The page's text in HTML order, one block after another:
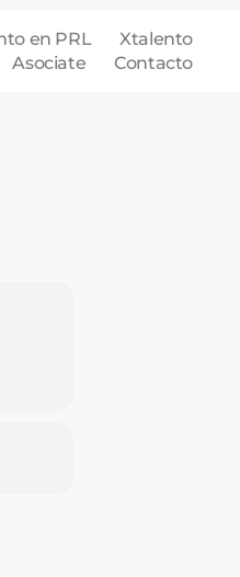
en PRL
Xtalento
Asociate Contacto